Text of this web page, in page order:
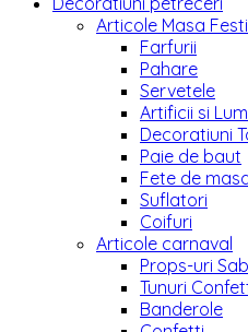
Articole Masa
Farfurii
Pahare
Servetele
Artificii si
Decoratiuni
Paie de baut
Fete de
Suflatori
Coifuri
Articole carnaval
Props-uri
Tunuri
Banderole